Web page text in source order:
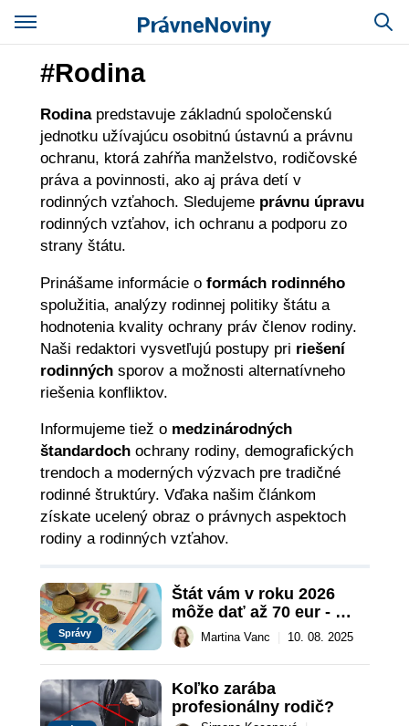
#Rodina
Rodinapredstavuje základnú spoločenskú
jednotku užívajúcu osobitnú ústavnú a právnu
ochranu, ktorá zahŕňa manželstvo, rodičovské
práva a povinnosti, ako aj práva detí v
rodinných vzťahoch. Sledujeme právnu úpravu
rodinných vzťahov, ich ochranu a podporu zo
strany štátu.
Prinášame informácie o formách rodinného
spolužitia, analýzy rodinnej politiky štátu a
hodnotenia kvality ochrany práv členov rodiny.
Naši redaktori vysvetľujú postupy pri riešení
rodinnýchsporov a možnosti alternatívneho
riešenia konfliktov.
Informujeme tiež o medzinárodných
štandardochochrany rodiny, demografických
trendoch a moderných výzvach pre tradičné
rodinné štruktúry. Vďaka našim článkom
získate ucelený obraz o právnych aspektoch
rodiny a rodinných vzťahov.
Správy
Štát vám v roku 2026
môže dať až 70 eur -
zistite ako
Martina Vanc 10. 08. 2025
Koľko zarába
profesionálny rodič?